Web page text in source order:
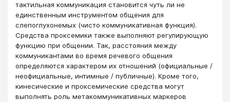
тактильная коммуникация становится чуть ли не
единственным инструментом общения для
слепоглухонемых (чисто коммуникативная функция).
Средства проксемики также выполняют регулирующую
функцию при общении. Так, расстояния между
коммуникантами во время речевого общения
определяются характером их отношений (официальные /
неофициальные, интимные / публичные). Кроме того,
кинесические и проксемические средства могут
выполнять роль метакоммуникативных маркеров